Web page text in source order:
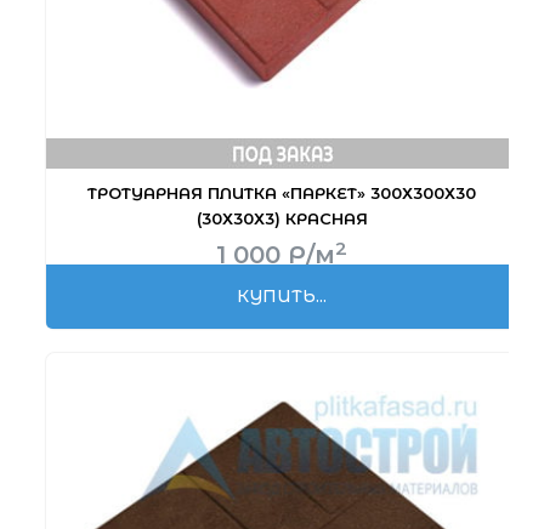
ТРОТУАРНАЯ ПЛИТКА «ПАРКЕТ» 300Х300Х30
(30Х30Х3) КРАСНАЯ
1 000 Р/м2
КУПИТЬ...